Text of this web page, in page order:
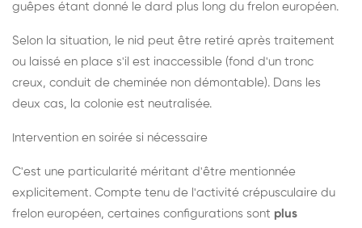
guêpes étant donné le dard plus long du frelon européen.
Selon la situation, le nid peut être retiré après traitement
ou laissé en place s'il est inaccessible (fond d'un tronc
creux, conduit de cheminée non démontable). Dans les
deux cas, la colonie est neutralisée.
Intervention en soirée si nécessaire
C'est une particularité méritant d'être mentionnée
explicitement. Compte tenu de l'activité crépusculaire du
frelon européen, certaines configurations sont plus